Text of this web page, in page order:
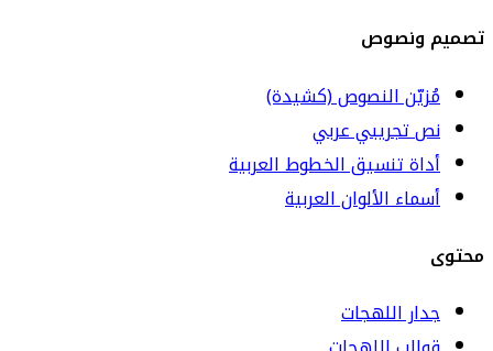
تصميم ونصوص
مُزيّن النصوص (كشيدة)
نص تجريبي عربي
أداة تنسيق الخطوط العربية
أسماء الألوان العربية
محتوى
جدار اللهجات